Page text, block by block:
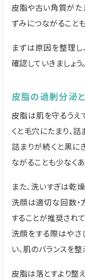
皮脂や古い角質がた
ずみにつながることも
まずは原因を整理し
確認していきましょう。
皮脂の過剰分泌
皮脂は肌を守るう
くと毛穴にたまり、詰
詰まりが続くと黒に
ながることも少なくあ
また、洗いすぎは乾
洗顔は適切な回数・
することが推奨されて
洗顔をする際はや
い、肌のバランスを
皮脂は落とすより整